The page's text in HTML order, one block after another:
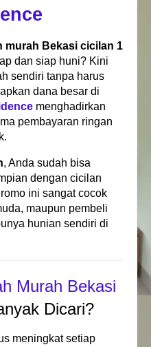
murah Bekasi cicilan 1
dan siap huni? Kini
sendiri tanpa harus
dana besar di
menghadirkan
pembayaran ringan
, Anda sudah bisa
dengan cicilan
ini sangat cocok
maupun pembeli
hunian sendiri di
Murah Bekasi
Dicari?
meningkat setiap